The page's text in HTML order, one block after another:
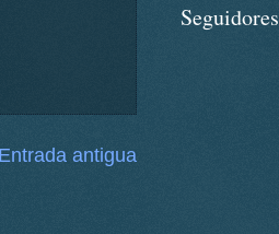
Entrada antigua
Seguidores